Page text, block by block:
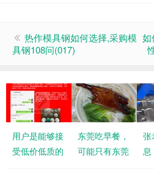
热作模具钢如何选择,采购模
具钢108问(017)
如
用户是能够接
受低价低质的
东莞吃早餐，
可能只有东莞
张